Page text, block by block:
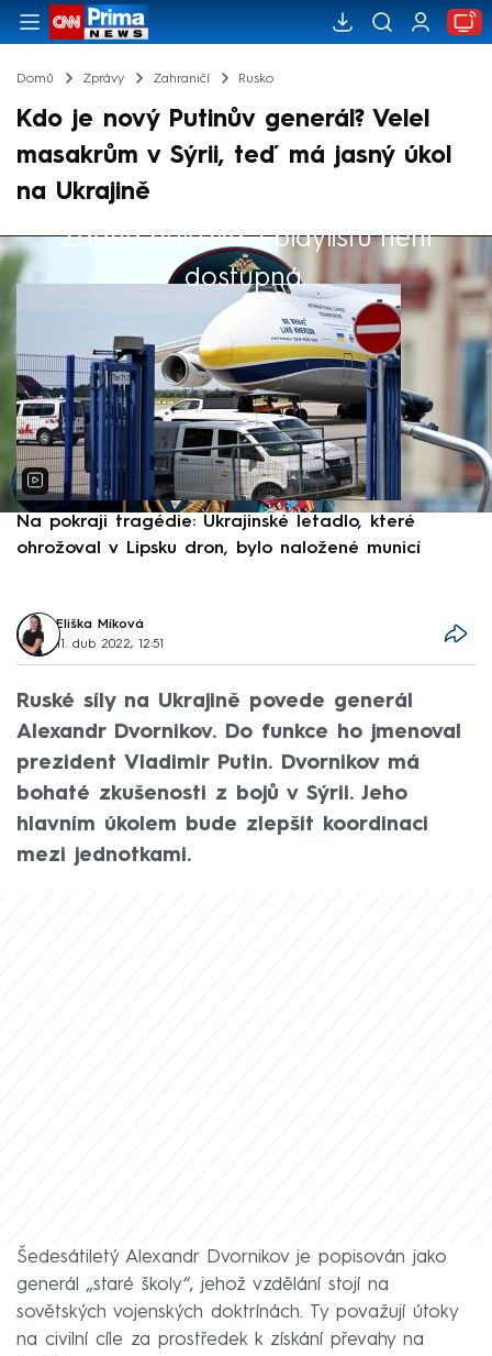
Domů Zprávy Zahraničí Rusko
Kdo je nový Putinův generál? Velel
masakrům v Sýrii, teď má jasný úkol
na Ukrajině
Žádná položka z playlistu není
dostupná.
Výběr redakce
Na pokraji tragédie: Ukrajinské letadlo, které
ohrožoval v Lipsku dron, bylo naložené municí
Eliška Míková
11. dub 2022, 12:51
Ruské síly na Ukrajině povede generál
Alexandr Dvornikov. Do funkce ho jmenoval
prezident Vladimir Putin. Dvornikov má
bohaté zkušenosti z bojů v Sýrii. Jeho
hlavním úkolem bude zlepšit koordinaci
mezi jednotkami.
Šedesátiletý Alexandr Dvornikov je popisován jako
generál „staré školy“, jehož vzdělání stojí na
sovětských vojenských doktrínách. Ty považují útoky
na civilní cíle za prostředek k získání převahy na